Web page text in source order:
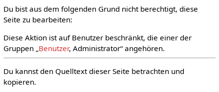
Du bist aus dem folgenden Grund nicht berechtigt, diese
Seite zu bearbeiten:
Diese Aktion ist auf Benutzer beschränkt, die einer der
Gruppen „Benutzer, Administrator“ angehören.
Du kannst den Quelltext dieser Seite betrachten und
kopieren.